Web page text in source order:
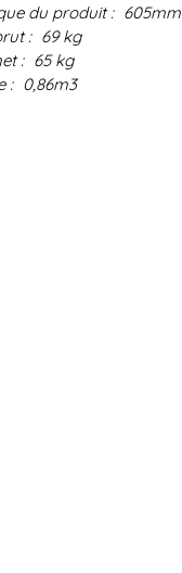
du produit : 605mm
: 69 kg
: 65 kg
: 0,86m3